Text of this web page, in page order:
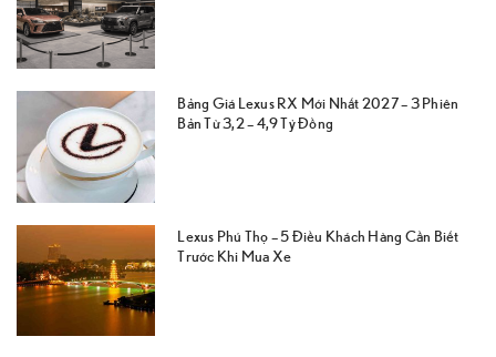
Bảng Giá Lexus RX Mới Nhất 2027 – 3 Phiên
Bản Từ 3,2 – 4,9 Tỷ Đồng
Lexus Phú Thọ – 5 Điều Khách Hàng Cần Biết
Trước Khi Mua Xe